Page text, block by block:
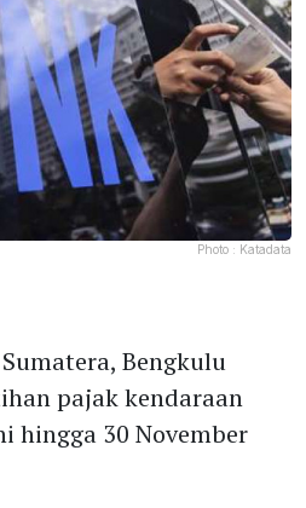
Photo : Katadata
Bengkulu
pajak kendaraan
hingga 30 November